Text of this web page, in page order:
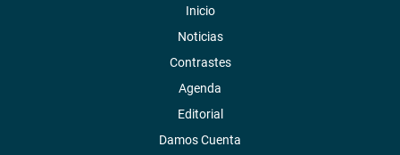
Inicio
Noticias
Contrastes
Agenda
Editorial
Damos Cuenta